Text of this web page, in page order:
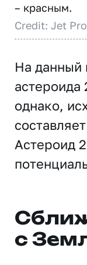
– красным.
Credit: Jet
На данный
астероида
однако,
Астероид
с